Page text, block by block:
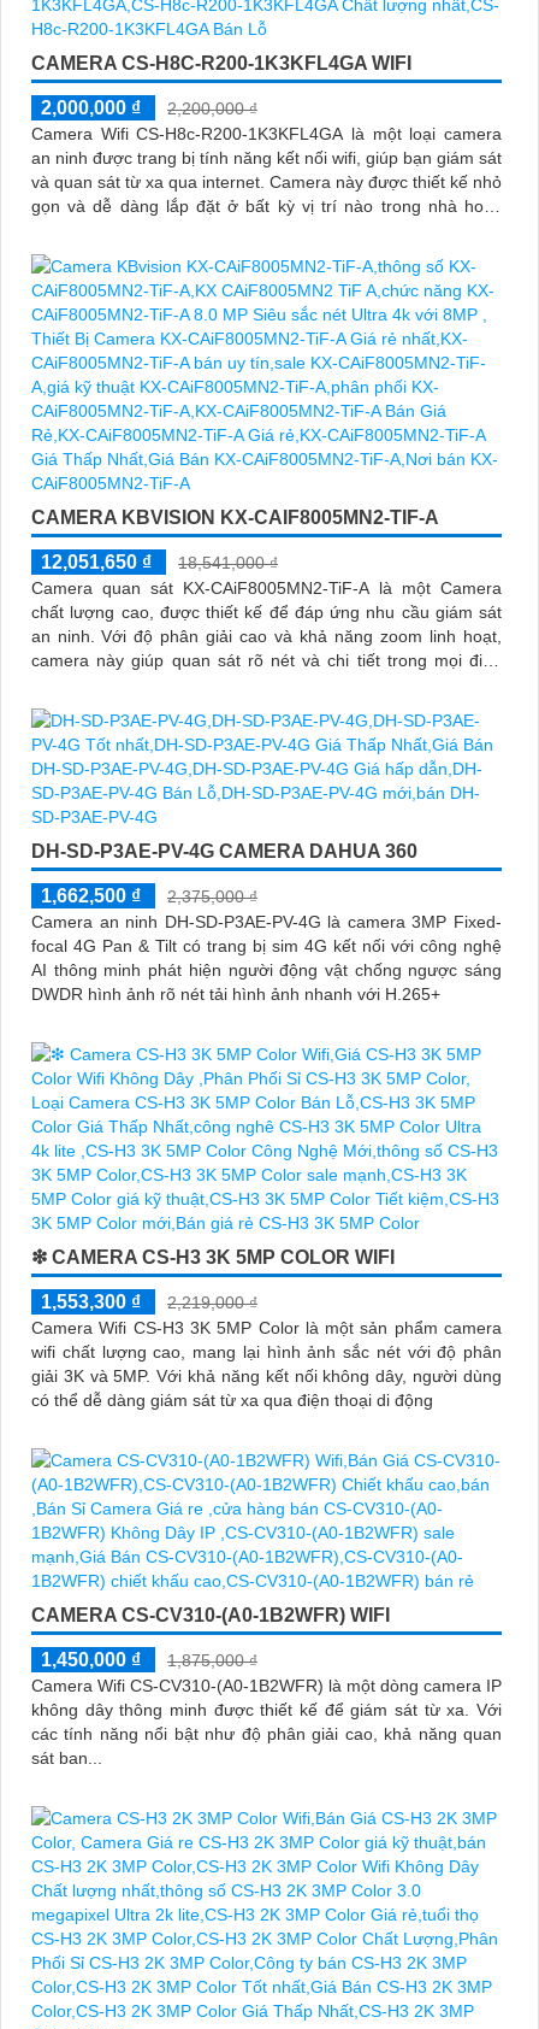
CAMERA CS-H8C-R200-1K3KFL4GA WIFI
2,000,000 ₫
2,200,000 ₫
Camera Wifi CS-H8c-R200-1K3KFL4GA là một loại camera
an ninh được trang bị tính năng kết nối wifi, giúp bạn giám sát
và quan sát từ xa qua internet. Camera này được thiết kế nhỏ
gọn và dễ dàng lắp đặt ở bất kỳ vị trí nào trong nhà hoặc
CAMERA KBVISION KX-CAIF8005MN2-TIF-A
12,051,650 ₫
18,541,000 ₫
Camera quan sát KX-CAiF8005MN2-TiF-A là một Camera
chất lượng cao, được thiết kế để đáp ứng nhu cầu giám sát
an ninh. Với độ phân giải cao và khả năng zoom linh hoạt,
camera này giúp quan sát rõ nét và chi tiết trong mọi điều
DH-SD-P3AE-PV-4G CAMERA DAHUA 360
1,662,500 ₫
2,375,000 ₫
Camera an ninh DH-SD-P3AE-PV-4G là camera 3MP Fixed-
focal 4G Pan & Tilt có trang bị sim 4G kết nối với công nghệ
AI thông minh phát hiện người động vật chống ngược sáng
DWDR hình ảnh rõ nét tải hình ảnh nhanh với H.265+
❇ CAMERA CS-H3 3K 5MP COLOR WIFI
1,553,300 ₫
2,219,000 ₫
Camera Wifi CS-H3 3K 5MP Color là một sản phẩm camera
wifi chất lượng cao, mang lại hình ảnh sắc nét với độ phân
giải 3K và 5MP. Với khả năng kết nối không dây, người dùng
có thể dễ dàng giám sát từ xa qua điện thoại di động
CAMERA CS-CV310-(A0-1B2WFR) WIFI
1,450,000 ₫
1,875,000 ₫
Camera Wifi CS-CV310-(A0-1B2WFR) là một dòng camera IP
không dây thông minh được thiết kế để giám sát từ xa. Với
các tính năng nổi bật như độ phân giải cao, khả năng quan
sát ban...